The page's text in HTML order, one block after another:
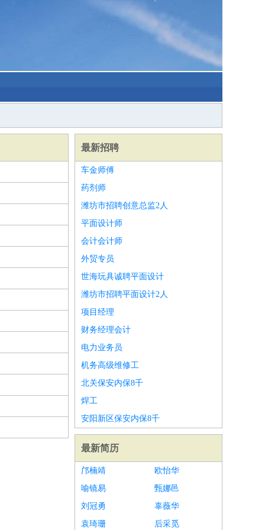
最新招聘
车金师傅
药剂师
潍坊市招聘创意总监2人
平面设计师
会计会计师
外贸专员
世海玩具诚聘平面设计
潍坊市招聘平面设计2人
项目经理
财务经理会计
电力业务员
机务高级维修工
北关保安内保8千
焊工
安阳新区保安内保8千
最新简历
邝楠靖
欧怡华
喻镜易
甄娜邑
刘冠勇
辜薇华
袁琦珊
后采觅